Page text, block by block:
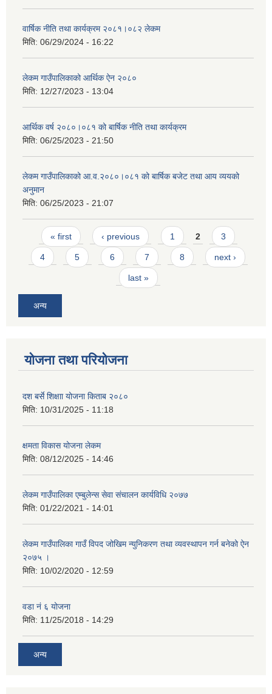
वार्षिक नीति तथा कार्यक्रम २०८१।०८२ लेकम
मिति: 06/29/2024 - 16:22
लेकम गाउँपालिकाको आर्थिक ऐन २०८०
मिति: 12/27/2023 - 13:04
आर्थिक वर्ष २०८०।०८१ को बार्षिक नीति तथा कार्यक्रम
मिति: 06/25/2023 - 21:50
लेकम गाउँपालिकाको आ.व.२०८०।०८१ को बार्षिक बजेट तथा आय व्ययको
अनुमान
मिति: 06/25/2023 - 21:07
Pages
« first ‹ previous 1 2 3
4 5 6 7 8 next ›
last »
अन्य
योजना तथा परियोजना
दश बर्से शिक्षाा योजना किताब २०८०
मिति: 10/31/2025 - 11:18
क्षमता विकास योजना लेकम
मिति: 08/12/2025 - 14:46
लेकम गाउँपालिका एम्बुलेन्स सेवा संचालन कार्यविधि २०७७
मिति: 01/22/2021 - 14:01
लेकम गाउँपालिका गाउँ विपद जोखिम न्युनिकरण तथा व्यवस्थापन गर्न बनेको ऐन
२०७५ ।
मिति: 10/02/2020 - 12:59
वडा नं ६ योजना
मिति: 11/25/2018 - 14:29
अन्य